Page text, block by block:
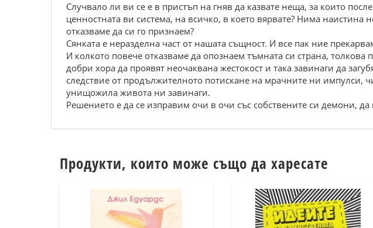
Случвало ли ви се е в пристъп на гняв да казвате неща, за които
ценностната ви система, на всичко, в което вярвате? Нима
отказваме да си го признаем?
Сянката е неразделна част от нашата същност. И все пак ние
И колкото повече отказваме да опознаем тъмната си страна,
добри хора да проявят неочаквана жестокост и така завинаги да
следствие от продължителното потискане на мрачните ни
унищожила живота ни завинаги.
Решението е да се изправим очи в очи със собствените си демони,
Продукти, които може също да харесате